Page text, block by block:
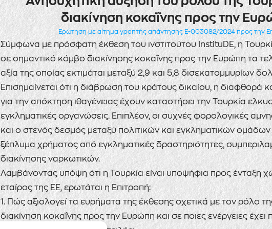
διακίνηση κοκαΐνης προς την
Ερώτηση με αίτημα γραπτής απάντησης E-003082/2024 προς την
Σύμφωνα με πρόσφατη έκθεση του ινστιτούτου InstituDE, η
σε σημαντικό κόμβο διακίνησης κοκαΐνης προς την Ευρώπη τα
αξία της οποίας εκτιμάται μεταξύ 2,9 και 5,8 δισεκατομμυρίων
Επισημαίνεται ότι η διάβρωση του κράτους δικαίου, η διαφθορά
για την απόκτηση ιθαγένειας έχουν καταστήσει την Τουρκία
εγκληματικές οργανώσεις. Επιπλέον, οι συχνές φορολογικές
και ο στενός δεσμός μεταξύ πολιτικών και εγκληματικών
ξέπλυμα χρήματος από εγκληματικές δραστηριότητες,
διακίνησης ναρκωτικών.
Λαμβάνοντας υπόψη ότι η Τουρκία είναι υποψήφια προς ένταξη
εταίρος της ΕΕ, ερωτάται η Επιτροπή:
1. Πώς αξιολογεί τα ευρήματα της έκθεσης σχετικά με τον ρόλο
διακίνηση κοκαΐνης προς την Ευρώπη και σε ποιες ενέργειες έχει